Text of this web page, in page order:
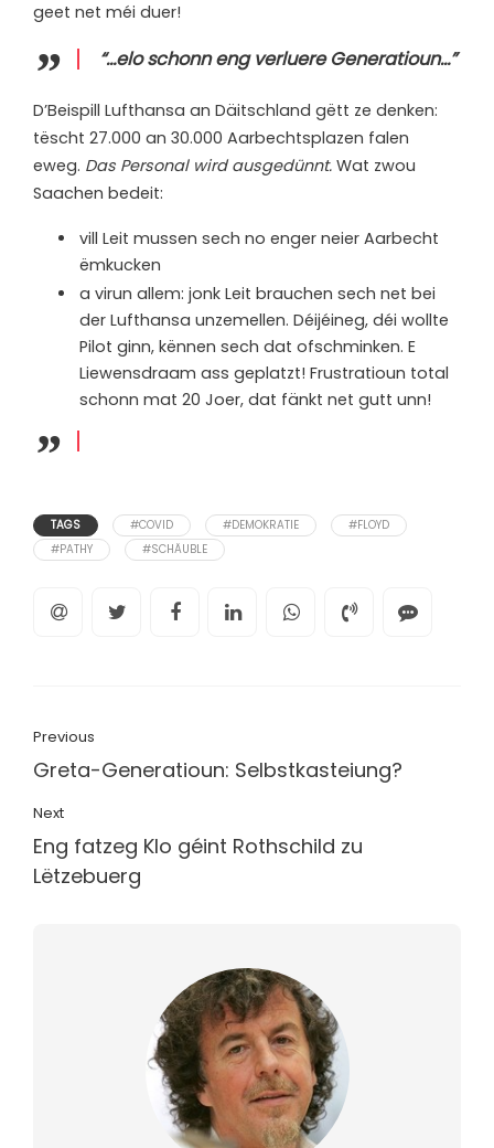
geet net méi duer!
“…elo schonn eng verluere Generatioun…”
D’Beispill Lufthansa an Däitschland gëtt ze denken:
tëscht 27.000 an 30.000 Aarbechtsplazen falen
eweg. Das Personal wird ausgedünnt. Wat zwou
Saachen bedeit:
vill Leit mussen sech no enger neier Aarbecht
ëmkucken
a virun allem: jonk Leit brauchen sech net bei
der Lufthansa unzemellen. Déijéineg, déi wollte
Pilot ginn, kënnen sech dat ofschminken. E
Liewensdraam ass geplatzt! Frustratioun total
schonn mat 20 Joer, dat fänkt net gutt unn!
TAGS #COVID #DEMOKRATIE
#FLOYD
#PATHY
#SCHÄUBLE
Previous
Greta-Generatioun: Selbstkasteiung?
Next
Eng fatzeg Klo géint Rothschild zu
Lëtzebuerg